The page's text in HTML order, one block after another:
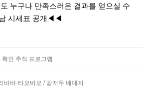
누구나 만족스러운 결과를 얻으실 수
시세표 공개◀◀​​
인 추적 프로그램
바·타오바오 / 광저우 배대지